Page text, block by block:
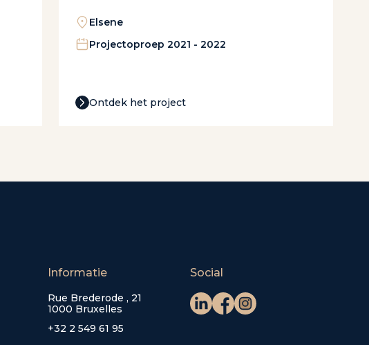
Elsene
Projectoproep 2021 - 2022
Ontdek het project
Informatie
Rue Brederode , 21
1000 Bruxelles
+32 2 549 61 95
Social